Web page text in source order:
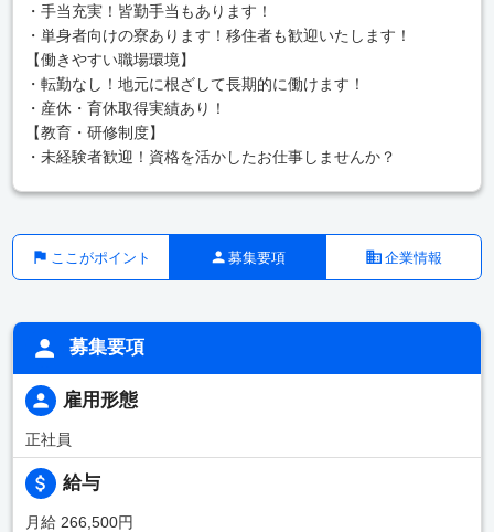
・手当充実！皆勤手当もあります！
・単身者向けの寮あります！移住者も歓迎いたします！
【働きやすい職場環境】
・転勤なし！地元に根ざして長期的に働けます！
・産休・育休取得実績あり！
【教育・研修制度】
・未経験者歓迎！資格を活かしたお仕事しませんか？
ここがポイント 募集要項 企業情報
募集要項
雇用形態
正社員
給与
月給 266,500円